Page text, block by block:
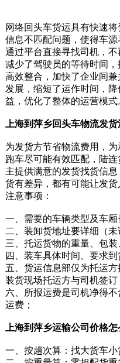
网络回头车货运具有快速
信息不匹配问题，使得车
通过平台直接寻找司机，不
减少了驾驶员的等待时间
高效整合，加快了企业间
发展，缩短了运作时间，
益，优化了整体的运营模式
上海到萍乡回头车物流发
为发货方节省物流费用，
跑车尽可能有效匹配，陆
主提供满意的发货找货信
货有差异，都有可能让发
注意事项：
一、需要的车辆类型及车厢
二、装卸货地址要详细（未
三、托运货物的重量、包装
四、装车具体时间、要求到
五、货运信息部仅为托运
装货现场托运方与司机签订
六、所报运费是司机净得
运费；
上海到萍乡运输公司价格
一、按趟次算：找大货车小